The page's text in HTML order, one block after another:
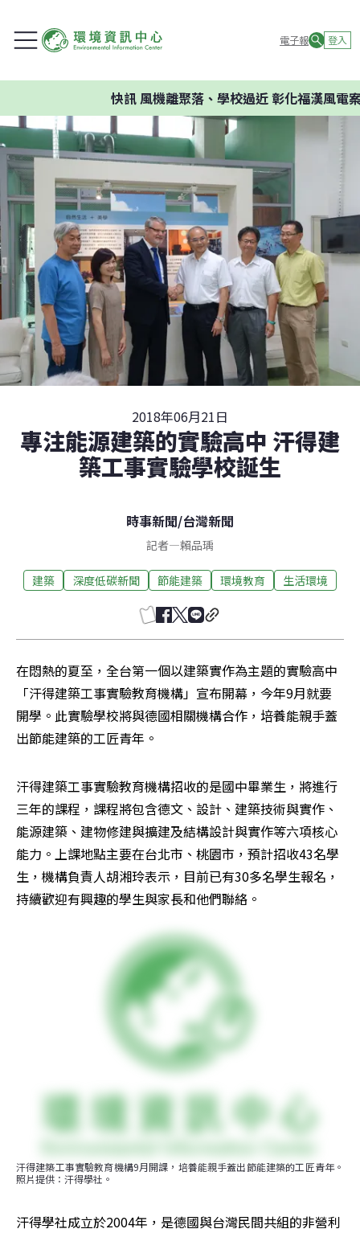
電子報 登入
風機離聚落、學校過近 彰化福漢風電案環委
2018年06月21日
專注能源建築的實驗高中 汗得建
築工事實驗學校誕生
時事新聞/台灣新聞
記者—賴品瑀
建築 深度低碳新聞 節能建築 環境教育 生活環境
在悶熱的夏至，全台第一個以建築實作為主題的實驗高中
「汗得建築工事實驗教育機構」宣布開幕，今年9月就要
開學。此實驗學校將與德國相關機構合作，培養能親手蓋
出節能建築的工匠青年。
汗得建築工事實驗教育機構招收的是國中畢業生，將進行
三年的課程，課程將包含德文、設計、建築技術與實作、
能源建築、建物修建與擴建及結構設計與實作等六項核心
能力。上課地點主要在台北市、桃園市，預計招收43名學
生，機構負責人胡湘玲表示，目前已有30多名學生報名，
持續歡迎有興趣的學生與家長和他們聯絡。
汗得建築工事實驗教育機構9月開課，培養能親手蓋出節能建築的工匠青年。
照片提供：汗得學社。
汗得學社成立於2004年，是德國與台灣民間共組的非營利